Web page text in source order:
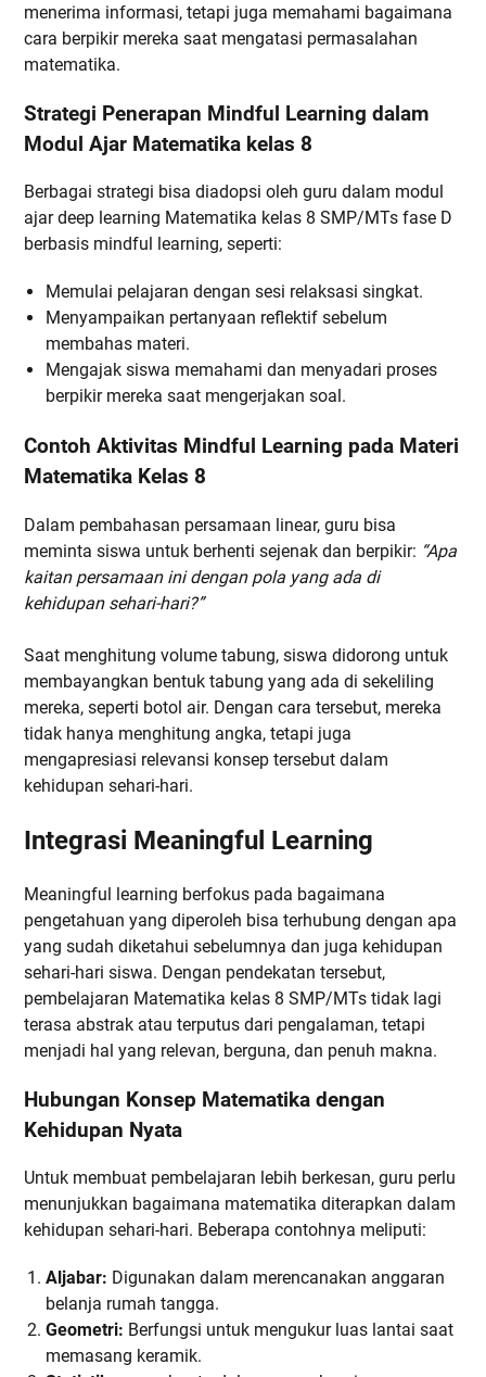
menerima informasi, tetapi juga memahami bagaimana
cara berpikir mereka saat mengatasi permasalahan
matematika.
Strategi Penerapan Mindful Learning dalam
Modul Ajar Matematika kelas 8
Berbagai strategi bisa diadopsi oleh guru dalam modul
ajar deep learning Matematika kelas 8 SMP/MTs fase D
berbasis mindful learning, seperti:
Memulai pelajaran dengan sesi relaksasi singkat.
Menyampaikan pertanyaan reflektif sebelum
membahas materi.
Mengajak siswa memahami dan menyadari proses
berpikir mereka saat mengerjakan soal.
Contoh Aktivitas Mindful Learning pada Materi
Matematika Kelas 8
Dalam pembahasan persamaan linear, guru bisa
meminta siswa untuk berhenti sejenak dan berpikir: “Apa
kaitan persamaan ini dengan pola yang ada di
kehidupan sehari-hari?”
Saat menghitung volume tabung, siswa didorong untuk
membayangkan bentuk tabung yang ada di sekeliling
mereka, seperti botol air. Dengan cara tersebut, mereka
tidak hanya menghitung angka, tetapi juga
mengapresiasi relevansi konsep tersebut dalam
kehidupan sehari-hari.
Integrasi Meaningful Learning
Meaningful learning berfokus pada bagaimana
pengetahuan yang diperoleh bisa terhubung dengan apa
yang sudah diketahui sebelumnya dan juga kehidupan
sehari-hari siswa. Dengan pendekatan tersebut,
pembelajaran Matematika kelas 8 SMP/MTs tidak lagi
terasa abstrak atau terputus dari pengalaman, tetapi
menjadi hal yang relevan, berguna, dan penuh makna.
Hubungan Konsep Matematika dengan
Kehidupan Nyata
Untuk membuat pembelajaran lebih berkesan, guru perlu
menunjukkan bagaimana matematika diterapkan dalam
kehidupan sehari-hari. Beberapa contohnya meliputi:
Aljabar: Digunakan dalam merencanakan anggaran
belanja rumah tangga.
Geometri: Berfungsi untuk mengukur luas lantai saat
memasang keramik.